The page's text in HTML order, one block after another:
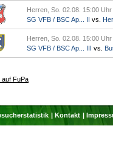
Herren, So. 02.08. 15:00 Uhr
SG VFB / BSC Ap... II vs.
Herren, So. 02.08. 15:00 Uhr
SG VFB / BSC Ap... III vs.
auf FuPa
Kontakt